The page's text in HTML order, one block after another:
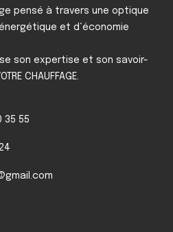
pensé à travers une optique
et d‘économie
son expertise et son savoir-
CHAUFFAGE.
35 55